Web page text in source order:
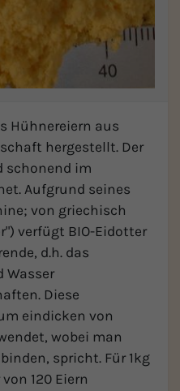
Hühnereiern aus
hergestellt. Der
schonend im
Aufgrund seines
von griechisch
verfügt BIO-Eidotter
d.h. das
Wasser
Diese
eindicken von
wobei man
spricht. Für 1kg
120 Eiern